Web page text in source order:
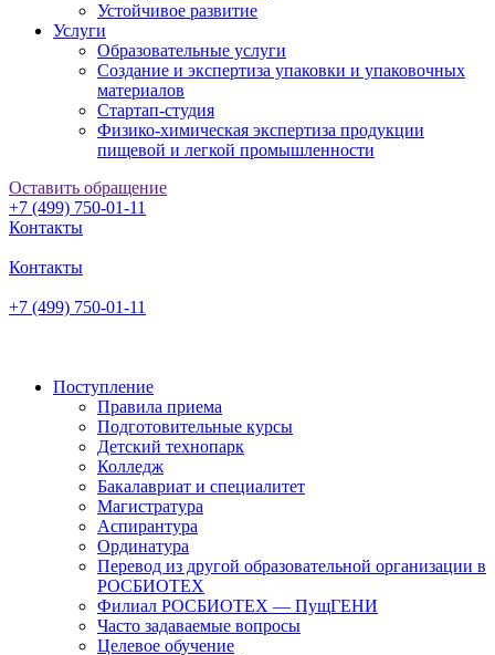
Устойчивое развитие
Услуги
Образовательные услуги
Создание и экспертиза упаковки и упаковочных
материалов
Стартап-студия
Физико-химическая экспертиза продукции
пищевой и легкой промышленности
Оставить обращение
+7 (499) 750-01-11
Контакты
Контакты
+7 (499) 750-01-11
Поступление
Правила приема
Подготовительные курсы
Детский технопарк
Колледж
Бакалавриат и специалитет
Магистратура
Аспирантура
Ординатура
Перевод из другой образовательной организации в
РОСБИОТЕХ
Филиал РОСБИОТЕХ — ПущГЕНИ
Часто задаваемые вопросы
Целевое обучение